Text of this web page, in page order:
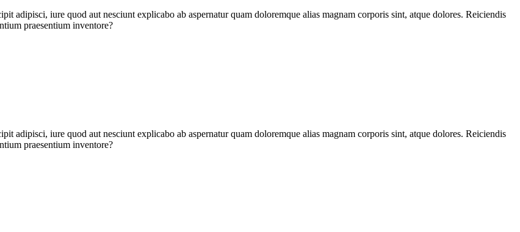
adipisci, iure quod aut nesciunt explicabo ab aspernatur quam doloremque alias magnam corporis sint, atque dolores. Reiciendis
praesentium inventore?
adipisci, iure quod aut nesciunt explicabo ab aspernatur quam doloremque alias magnam corporis sint, atque dolores. Reiciendis
praesentium inventore?